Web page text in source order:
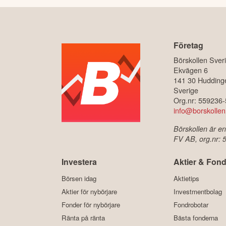
Företag
Börskollen
Ekvägen 6
141 30
Sverige
Org.nr: 559236-
Börskollen är
FV AB, org.nr:
Investera
Börsen idag
Aktier för nybörjare
Fonder för nybörjare
Ränta på ränta
Aktier &
Aktietips
Investmentbolag
Fondrobotar
Bästa fonderna